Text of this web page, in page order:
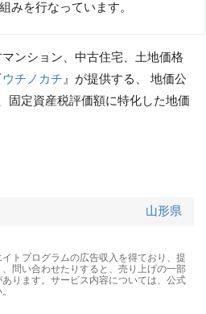
みを行なっています。
マンション、中古住宅、土地価格
ウチノカチ 』が提供する、 地価公
固定資産税評価額に特化した地価
山形県
トプログラムの広告収入を得ており、提
問い合わせたりすると、売り上げの一部
ります。サービス内容については、公式